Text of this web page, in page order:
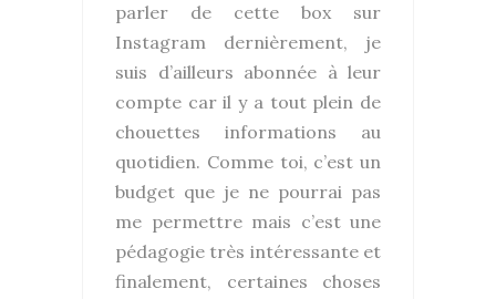
parler de cette box sur
Instagram dernièrement, je
suis d’ailleurs abonnée à leur
compte car il y a tout plein de
chouettes informations au
quotidien. Comme toi, c’est un
budget que je ne pourrai pas
me permettre mais c’est une
pédagogie très intéressante et
finalement, certaines choses